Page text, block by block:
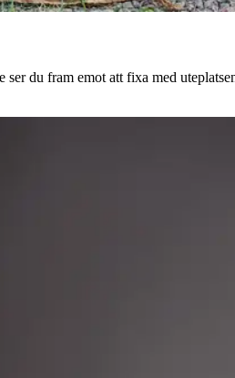
du fram emot att fixa med